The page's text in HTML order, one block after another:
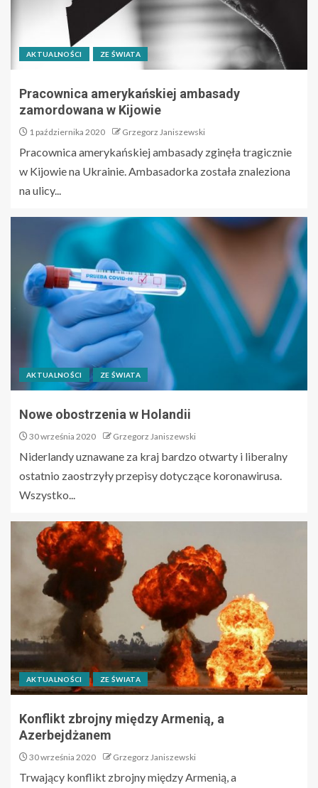
AKTUALNOŚCI ZE ŚWIATA
Pracownica amerykańskiej ambasady
zamordowana w Kijowie
1 października 2020 Grzegorz Janiszewski
Pracownica amerykańskiej ambasady zginęła tragicznie
w Kijowie na Ukrainie. Ambasadorka została znaleziona
na ulicy...
AKTUALNOŚCI ZE ŚWIATA
Nowe obostrzenia w Holandii
30 września 2020 Grzegorz Janiszewski
Niderlandy uznawane za kraj bardzo otwarty i liberalny
ostatnio zaostrzyły przepisy dotyczące koronawirusa.
Wszystko...
AKTUALNOŚCI ZE ŚWIATA
Konflikt zbrojny między Armenią, a
Azerbejdżanem
30 września 2020 Grzegorz Janiszewski
Trwający konflikt zbrojny między Armenią, a